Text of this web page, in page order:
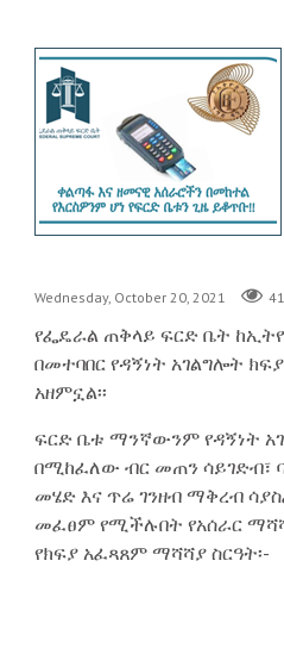
Wednesday, October 20, 2021
የፌዴራል ጠቅላይ ፍርድ ቤት
በመተባበር የዳኝነት አገልግሎት
አዘምኗል፡፡
ፍርድ ቤቱ ማንኛውንም የዳኝነት
በሚከፈለው ብር መጠን ሳይገድብ፣
መሄድ እና ጥሬ ገንዘብ ማቅረብ
መፈፀም የሚችሉበት የአሰራር
የክፍያ አፈጻጸም ማሻሻያ ስርዓት፡-